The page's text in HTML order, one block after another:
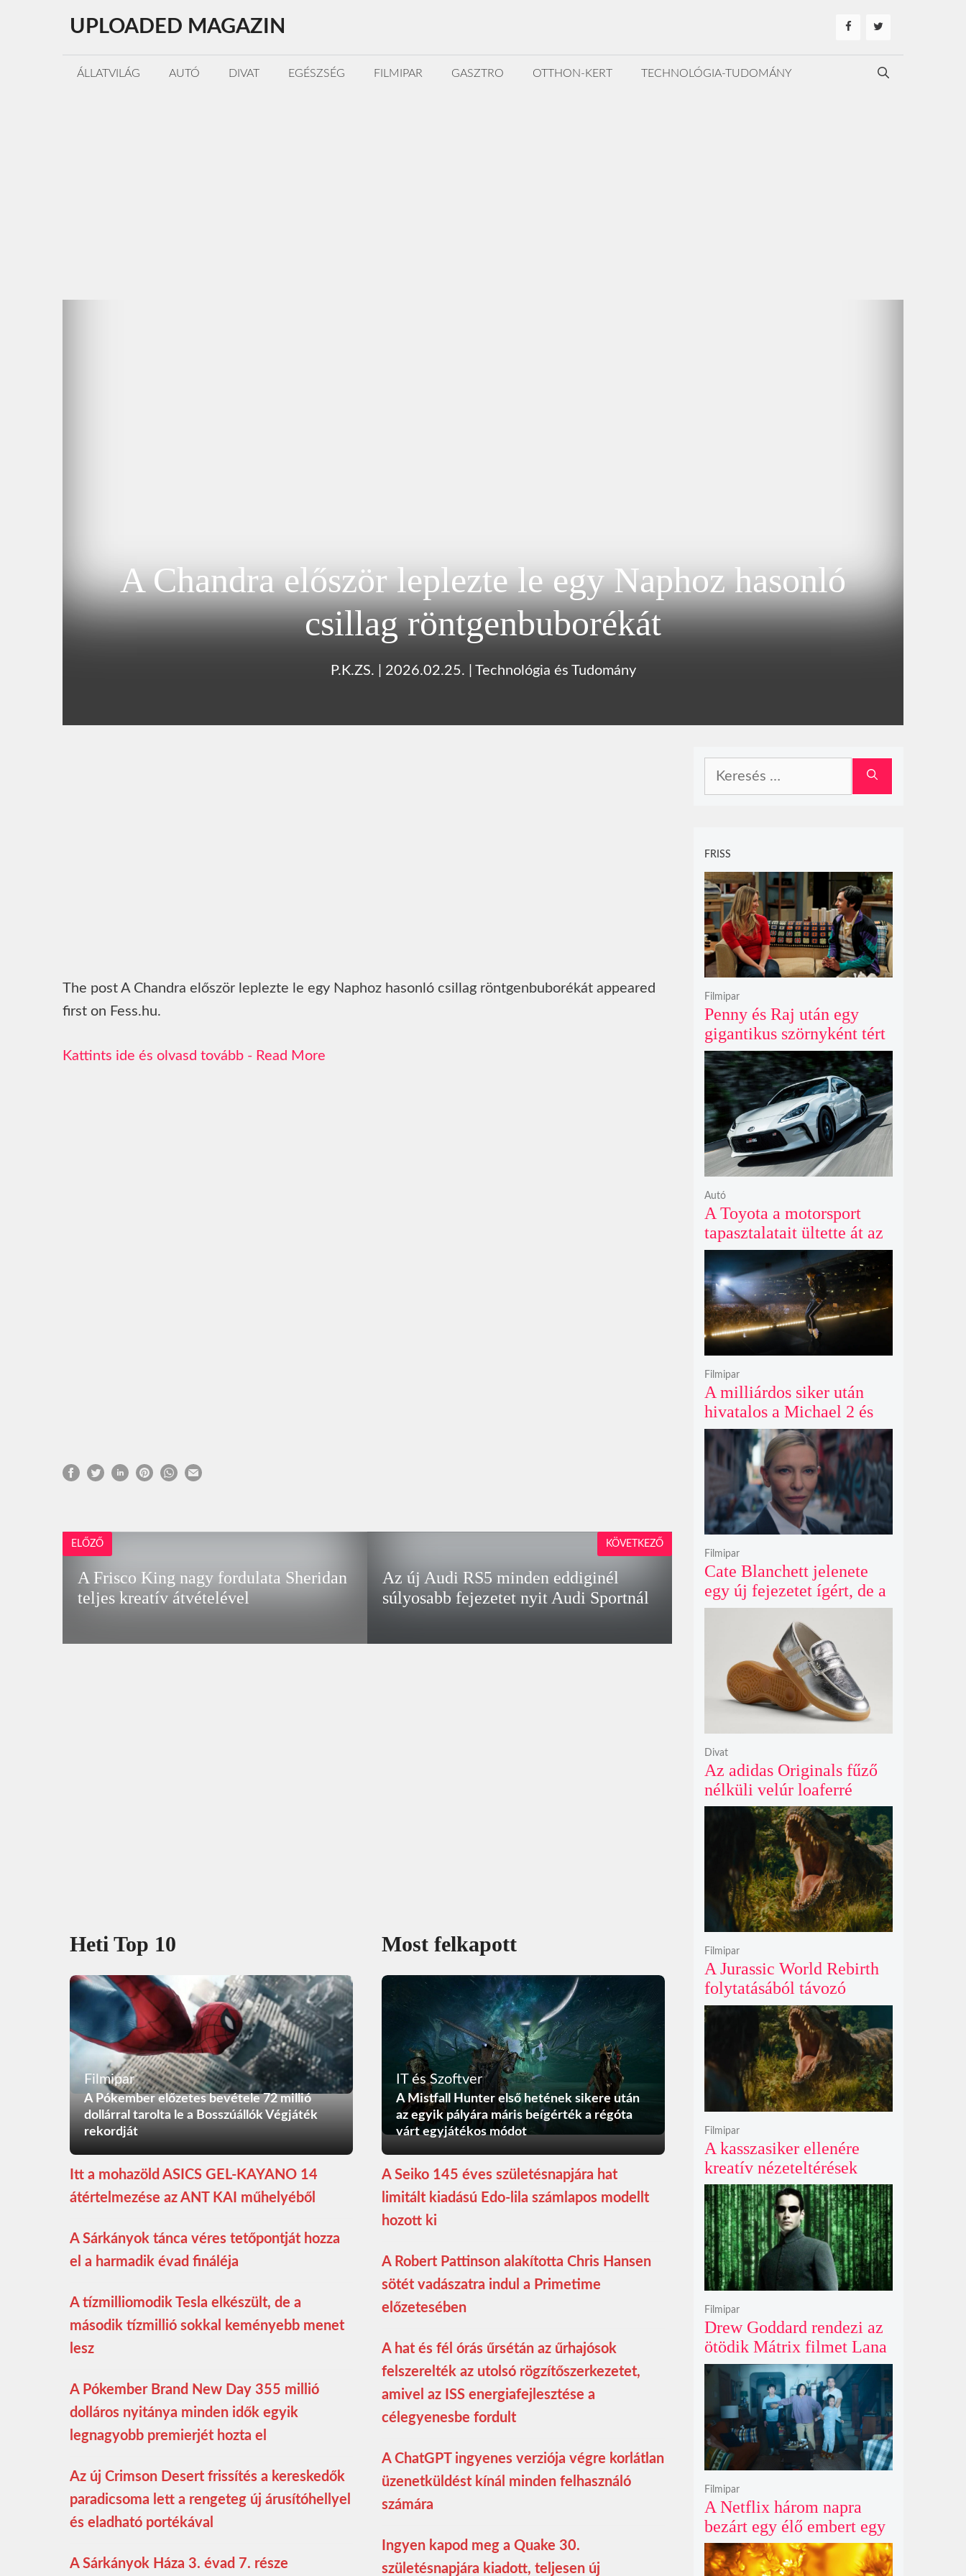
tartalomba
UPLOADED MAGAZIN
ÁLLATVILÁG AUTÓ DIVAT EGÉSZSÉG FILMIPAR GASZTRO OTTHON-KERT TECHNOLÓGIA-TUDOMÁNY
A Chandra először leplezte le egy Naphoz hasonló
csillag röntgenbuborékát
P.K.ZS. 2026.02.25. Technológia és Tudomány
The post A Chandra először leplezte le egy Naphoz hasonló csillag röntgenbuborékát appeared
first on Fess.hu.
Read More
ELŐZŐ
A Frisco King nagy fordulata Sheridan
teljes kreatív átvételével
Az új Audi RS5 minden eddiginél
súlyosabb fejezetet nyit Audi Sportnál
KÖVETKEZŐ
Heti Top 10
Filmipar
A Pókember előzetes bevétele 72 millió
dollárral tarolta le a Bosszúállók Végjáték
rekordját
Itt a mohazöld ASICS GEL-KAYANO 14
átértelmezése az ANT KAI műhelyéből
A Sárkányok tánca véres tetőpontját hozza
el a harmadik évad fináléja
A tízmilliomodik Tesla elkészült, de a
második tízmillió sokkal keményebb menet
lesz
A Pókember Brand New Day 355 millió
dolláros nyitánya minden idők egyik
legnagyobb premierjét hozta el
Az új Crimson Desert frissítés a kereskedők
paradicsoma lett a rengeteg új árusítóhellyel
és eladható portékával
A Sárkányok Háza 3. évad 7. része
Most felkapott
IT és Szoftver
A Mistfall Hunter első hetének sikere után
az egyik pályára máris beígérték a régóta
várt egyjátékos módot
A Seiko 145 éves születésnapjára hat
limitált kiadású Edo-lila számlapos modellt
hozott ki
A Robert Pattinson alakította Chris Hansen
sötét vadászatra indul a Primetime
előzetesében
A hat és fél órás űrsétán az űrhajósok
felszerelték az utolsó rögzítőszerkezetet,
amivel az ISS energiafejlesztése a
célegyenesbe fordult
A ChatGPT ingyenes verziója végre korlátlan
üzenetküldést kínál minden felhasználó
számára
Ingyen kapod meg a Quake 30.
születésnapjára kiadott, teljesen új
FRISS
Penny és Raj után egy
gigantikus szörnyként tért
vissza valaki az
Agymenők legújabb spin-
offjában
Filmipar
A Toyota a motorsport
tapasztalatait ültette át az
új GR86 vezethetőségébe
és biztonságába
Autó
A milliárdos siker után
hivatalos a Michael 2 és
már a bemutató éve is
megvan
Filmipar
Cate Blanchett jelenete
egy új fejezetet ígért, de a
Netflix törölte David
Fincher Squid Game
Filmipar
Az adidas Originals fűző
nélküli velúr loaferré
alakította a legendás
Handball Spezial modellt
Divat
A Jurassic World Rebirth
folytatásából távozó
Gareth Edwards mögött
kreatív ellentétek és AI-
vita is állhat
Filmipar
A kasszasiker ellenére
kreatív nézeteltérések
miatt távozik Gareth
Edwards, új rendezőt keres
a Jurassic World 5
Filmipar
Drew Goddard rendezi az
ötödik Mátrix filmet Lana
Wachowski produceri
felügyelete mellett, és
egyre nagyobb a remény
Keanu Reeves
visszatérésére
Filmipar
A Netflix három napra
bezárt egy élő embert egy
óriásplakátba az új
horrorfilmje kedvéért
Filmipar